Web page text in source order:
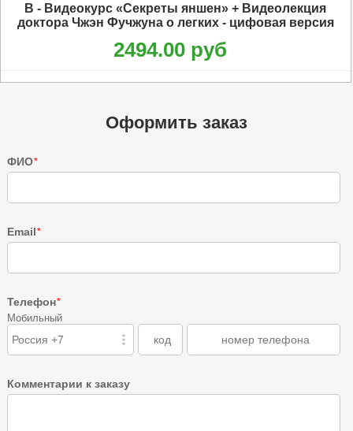
Оформить заказ
ФИО*
Email*
Телефон*
Мобильный
Россия +7
Комментарии к заказу
B - Видеокурс «Секреты яншен» + Видеолекция
доктора Чжэн Фучжуна о легких - цифовая версия
2494.00 руб